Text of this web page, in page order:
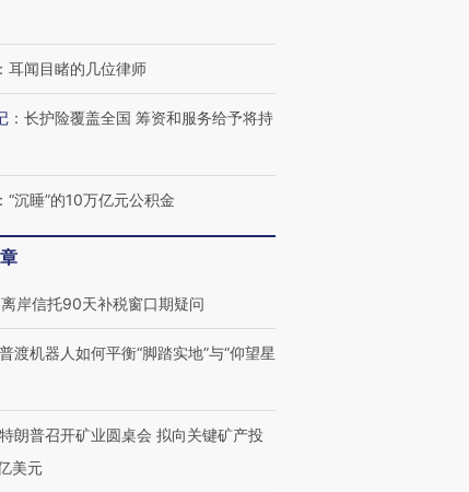
： 耳闻目睹的几位律师
： 长护险覆盖全国 筹资和服务给予将持
： “沉睡”的10万亿元公积金
离岸信托90天补税窗口期疑问
普渡机器人如何平衡“脚踏实地”与“仰望星
特朗普召开矿业圆桌会 拟向关键矿产投
美元